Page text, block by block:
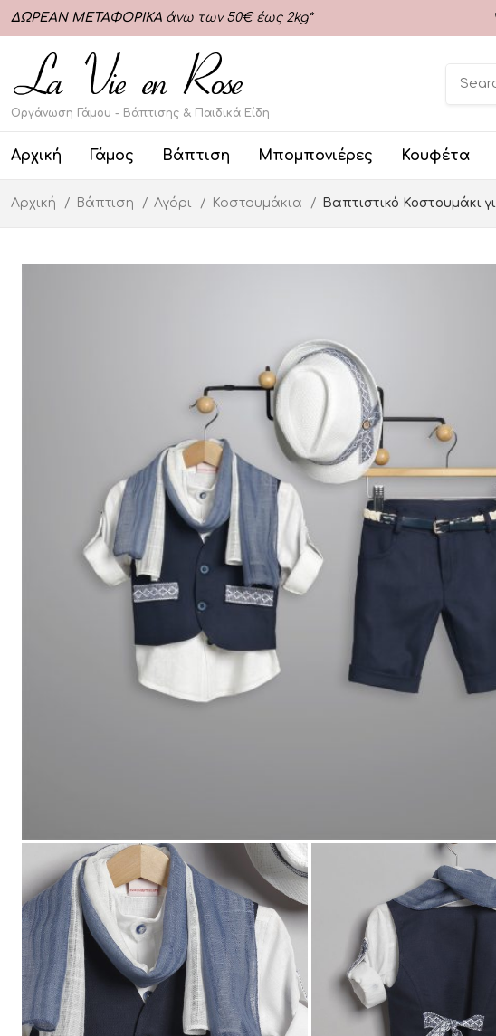
ΔΩΡΕΑΝ ΜΕΤΑΦΟΡΙΚΑ άνω των 50€ έως 2kg*
Οργάνωση Γάμου - Βάπτισης & Παιδικά Είδη
Αρχική Γάμος Βάπτιση Μπομπονιέρες Κουφέτα
Αρχική Βάπτιση Αγόρι Κοστουμάκια Βαπτιστικό Κοστουμάκι